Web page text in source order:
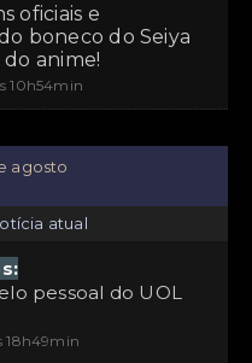
oficiais e
boneco do Seiya
do anime!
10h54min
agosto
atual
pessoal do UOL
18h49min